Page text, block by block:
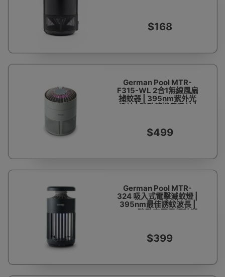
$168
German Pool MTR-
F315-WL 2合1無線風扇
捕蚊器 | 395nm紫外光
誘蚊 | 強勁龍捲風吸蚊 |
$499
German Pool MTR-
324 吸入式電擊滅蚊燈 |
395nm最佳誘蚊波長 |
900V強勁高壓電網秒殺
$399